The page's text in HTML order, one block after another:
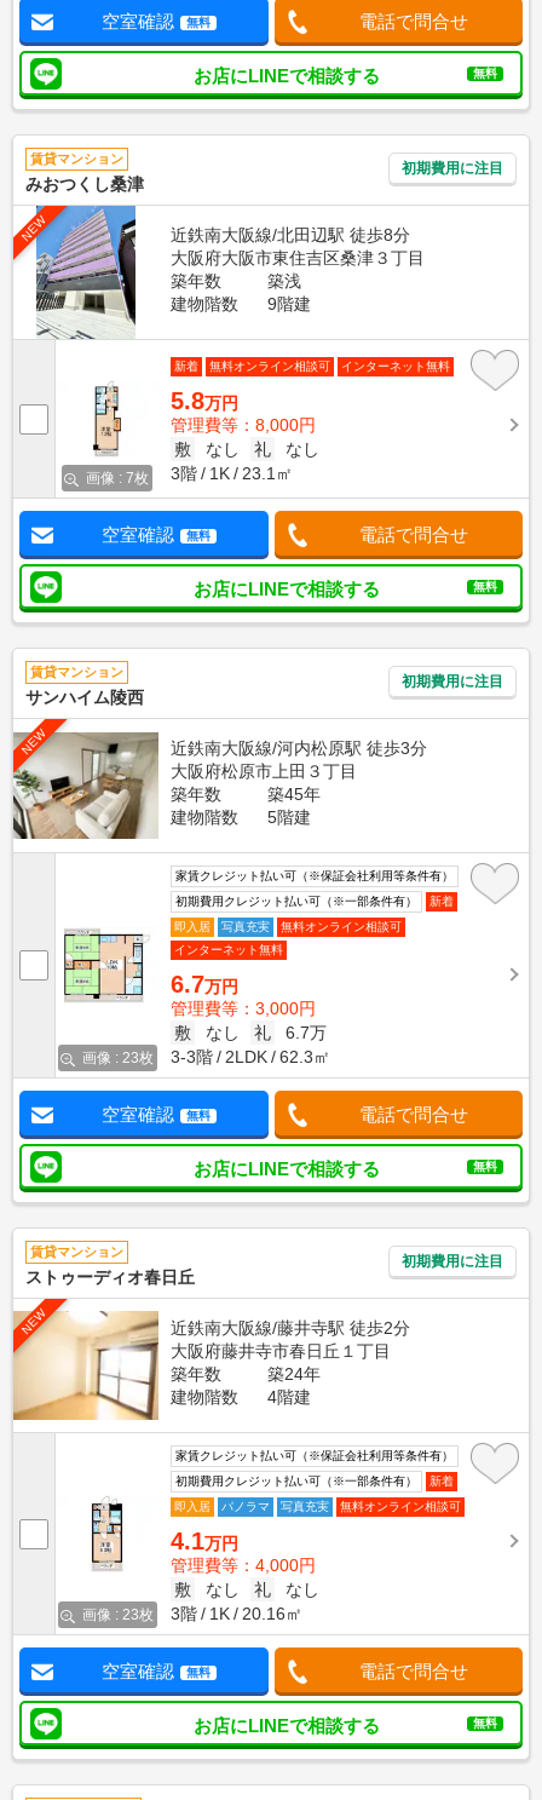
空室確認 無料 電話で問合せ
お店にLINEで相談する 無料
賃貸マンション
みおつくし桑津
初期費用に注目
NEW
近鉄南大阪線/北田辺駅 徒歩8分
大阪府大阪市東住吉区桑津３丁目
築年数
築浅
建物階数
9階建
画像 : 7枚
新着 無料オンライン相談可 インターネット無料
5.8万円
管理費等：8,000円
敷
なし 礼
なし
3階
1K 23.1㎡
空室確認 無料 電話で問合せ
お店にLINEで相談する 無料
賃貸マンション
サンハイム陵西
初期費用に注目
NEW
近鉄南大阪線/河内松原駅 徒歩3分
大阪府松原市上田３丁目
築年数
築45年
建物階数
5階建
画像 : 23枚
家賃クレジット払い可（※保証会社利用等条件有）
初期費用クレジット払い可（※一部条件有）
新着
即入居
写真充実
無料オンライン相談可
インターネット無料
6.7万円
管理費等：3,000円
敷
なし 礼
6.7万
3-3階
2LDK 62.3㎡
空室確認 無料 電話で問合せ
お店にLINEで相談する 無料
賃貸マンション
ストゥーディオ春日丘
初期費用に注目
NEW
近鉄南大阪線/藤井寺駅 徒歩2分
大阪府藤井寺市春日丘１丁目
築年数
築24年
建物階数
4階建
画像 : 23枚
家賃クレジット払い可（※保証会社利用等条件有）
初期費用クレジット払い可（※一部条件有）
新着
即入居
パノラマ 写真充実 無料オンライン相談可
4.1万円
管理費等：4,000円
敷
なし 礼
なし
3階
1K 20.16㎡
空室確認 無料 電話で問合せ
お店にLINEで相談する 無料